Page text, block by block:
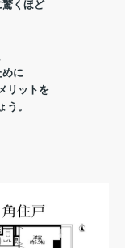
くほど
に
リットを
。